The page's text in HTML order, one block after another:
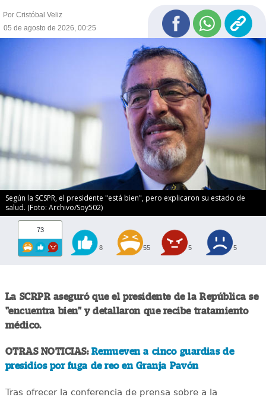
Por Cristóbal Veliz
05 de agosto de 2026, 00:25
Según la SCSPR, el presidente "está bien", pero explicaron su estado de
salud. (Foto: Archivo/Soy502)
73
8 55 5 5
La SCRPR aseguró que el presidente de la República se
"encuentra bien" y detallaron que recibe tratamiento
médico.
OTRAS NOTICIAS: Remueven a cinco guardias de
presidios por fuga de reo en Granja Pavón
Tras ofrecer la conferencia de prensa sobre a la